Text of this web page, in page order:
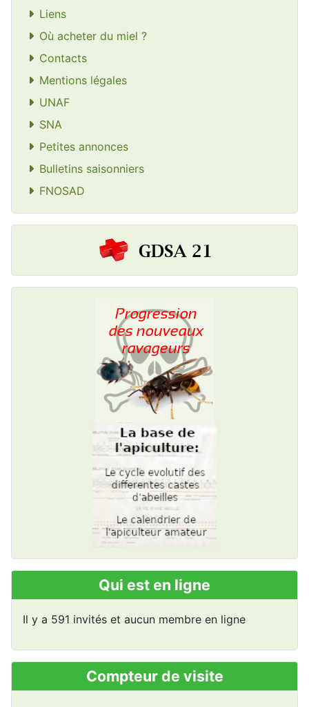
Liens
Où acheter du miel ?
Contacts
Mentions légales
UNAF
SNA
Petites annonces
Bulletins saisonniers
FNOSAD
Qui est en ligne
Il y a 591 invités et aucun membre en ligne
Compteur de visite